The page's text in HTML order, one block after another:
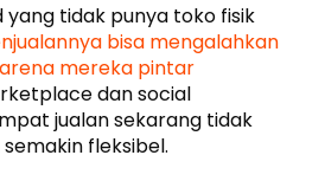
yang tidak punya toko fisik
bisa mengalahkan
mereka pintar
dan social
jualan sekarang tidak
fleksibel.